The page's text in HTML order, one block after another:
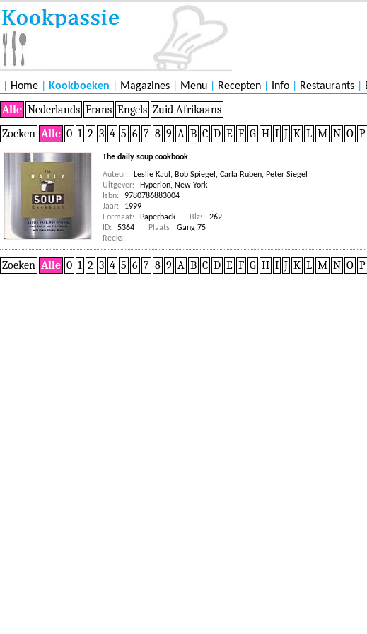
Home Kookboeken Magazines Menu Recepten Info Restaurants
Alle Nederlands Frans Engels Zuid-Afrikaans
Zoeken Alle 0 1 2 3 4 5 6 7 8 9 A B C D E F G H I J K L M N O P
The daily soup cookbook
Auteur: Leslie Kaul , Bob Spiegel , Carla Ruben, Peter Siegel
Uitgever:
Hyperion, New York
Isbn:
9780786883004
Jaar:
1999
Formaat:
Paperback Blz:
262
ID:
5364 Plaats
Gang 75
Reeks:
Zoeken Alle 0 1 2 3 4 5 6 7 8 9 A B C D E F G H I J K L M N O P